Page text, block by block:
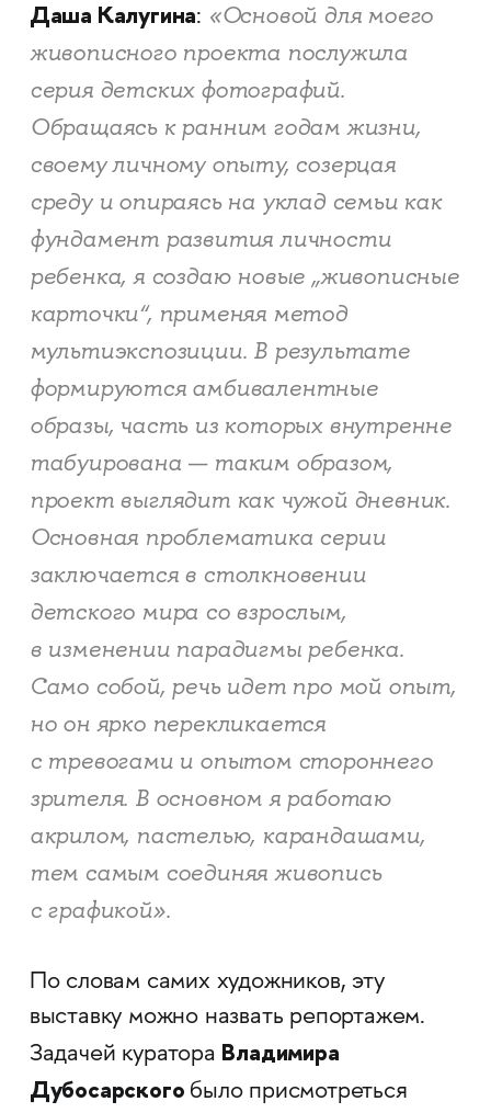
Даша Калугина: «Основой для моего
живописного проекта послужила
серия детских фотографий.
Обращаясь к ранним годам жизни,
своему личному опыту, созерцая
среду и опираясь на уклад семьи как
фундамент развития личности
ребенка, я создаю новые „живописные
карточки“, применяя метод
мультиэкспозиции. В результате
формируются амбивалентные
образы, часть из которых внутренне
табуирована — таким образом,
проект выглядит как чужой дневник.
Основная проблематика серии
заключается в столкновении
детского мира со взрослым,
в изменении парадигмы ребенка.
Само собой, речь идет про мой опыт,
но он ярко перекликается
с тревогами и опытом стороннего
зрителя. В основном я работаю
акрилом, пастелью, карандашами,
тем самым соединяя живопись
с графикой».
По словам самих художников, эту
выставку можно назвать репортажем.
Задачей куратора Владимира
Дубосарского было присмотреться